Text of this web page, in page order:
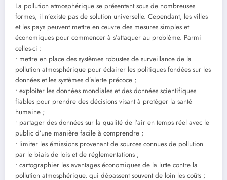
La pollution atmosphérique se présentant sous de nombreuses
formes, il n’existe pas de solution universelle. Cependant, les villes
et les pays peuvent mettre en œuvre des mesures simples et
économiques pour commencer à s’attaquer au problème. Parmi
celles-ci :
• mettre en place des systèmes robustes de surveillance de la
pollution atmosphérique pour éclairer les politiques fondées sur les
données et les systèmes d’alerte précoce ;
• exploiter les données mondiales et des données scientifiques
fiables pour prendre des décisions visant à protéger la santé
humaine ;
• partager des données sur la qualité de l’air en temps réel avec le
public d’une manière facile à comprendre ;
• limiter les émissions provenant de sources connues de pollution
par le biais de lois et de réglementations ;
• cartographier les avantages économiques de la lutte contre la
pollution atmosphérique, qui dépassent souvent de loin les coûts ;